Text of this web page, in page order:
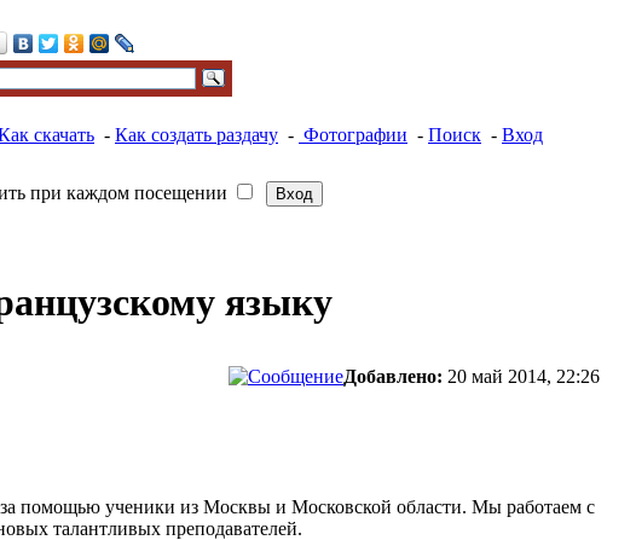
скачать - Как создать раздачу - Фотографии - Поиск - Вход
при каждом посещении
языку
Добавлено: 20 май 2014, 22:26
помощью ученики из Москвы и Московской области. Мы работаем с
талантливых преподавателей.